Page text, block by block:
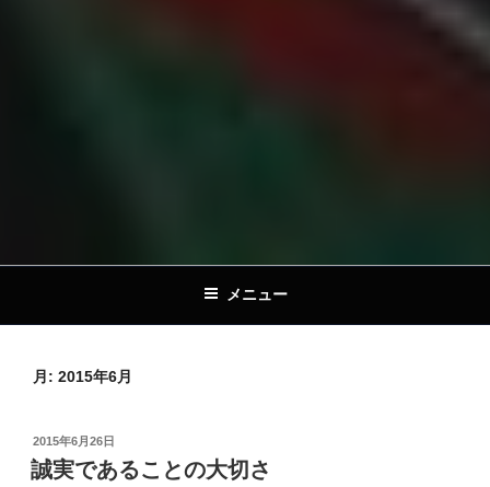
メニュー
月: 2015年6月
投
稿
日:
2015年6月26日
誠実であることの大切さ